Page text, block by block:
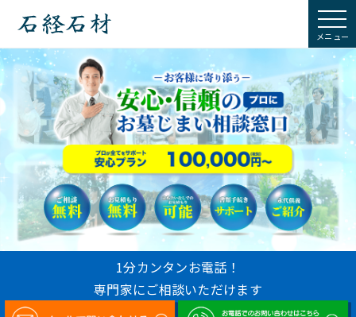
1分カンタンお電話！
専門家にご相談いただけます